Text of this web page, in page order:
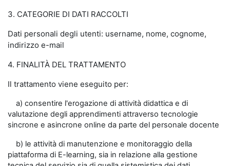
3. CATEGORIE DI DATI RACCOLTI
Dati personali degli utenti: username, nome, cognome,
indirizzo e-mail
4. FINALITÀ DEL TRATTAMENTO
Il trattamento viene eseguito per:
a) consentire l'erogazione di attività didattica e di
valutazione degli apprendimenti attraverso tecnologie
sincrone e asincrone online da parte del personale docente
b) le attività di manutenzione e monitoraggio della
piattaforma di E-learning, sia in relazione alla gestione